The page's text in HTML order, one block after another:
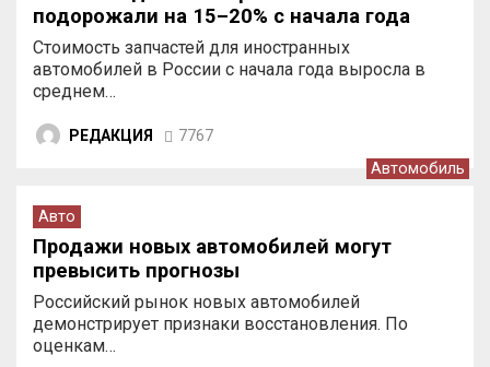
подорожали на 15–20% с начала года
Стоимость запчастей для иностранных
автомобилей в России с начала года выросла в
среднем…
РЕДАКЦИЯ 7767
Автомобиль
Авто
Продажи новых автомобилей могут
превысить прогнозы
Российский рынок новых автомобилей
демонстрирует признаки восстановления. По
оценкам…